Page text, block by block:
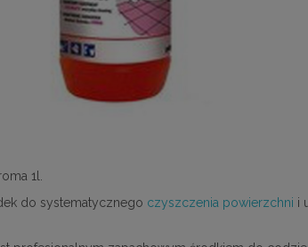
1l.
do systematycznego czyszczenia powierzchni i